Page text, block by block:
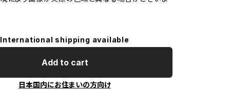
International shipping available
Add to cart
日本国内にお住まいの方向け